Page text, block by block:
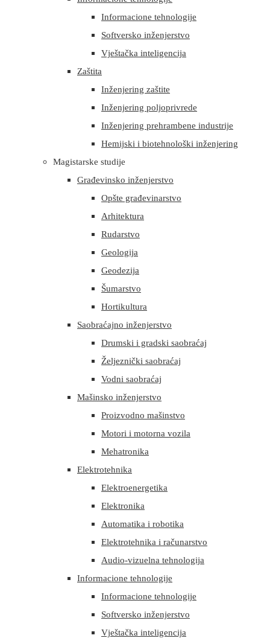
Informacione tehnologije
Softversko inženjerstvo
Vještačka inteligencija
Zaštita
Inženjering zaštite
Inženjering poljoprivrede
Inženjering prehrambene industrije
Hemijski i biotehnološki inženjering
Magistarske studije
Građevinsko inženjerstvo
Opšte građevinarstvo
Arhitektura
Rudarstvo
Geologija
Geodezija
Šumarstvo
Hortikultura
Saobraćajno inženjerstvo
Drumski i gradski saobraćaj
Željeznički saobraćaj
Vodni saobraćaj
Mašinsko inženjerstvo
Proizvodno mašinstvo
Motori i motorna vozila
Mehatronika
Elektrotehnika
Elektroenergetika
Elektronika
Automatika i robotika
Elektrotehnika i računarstvo
Audio-vizuelna tehnologija
Informacione tehnologije
Informacione tehnologije
Softversko inženjerstvo
Vještačka inteligencija